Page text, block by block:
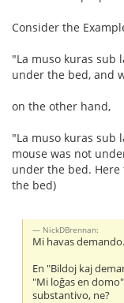
Consider the
"La muso kuras sub
under the bed, and
on the other hand,
"La muso kuras sub
mouse was not
under the bed.
the bed)
NickDBrennan:
Mi havas demando.
En "Bildoj kaj
"Mi loĝas en
substantivo, ne?